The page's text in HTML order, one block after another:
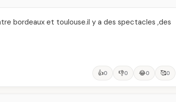
bordeaux et toulouse.il y a des spectacles ,des
👍0 👎0 😂0 🥰0